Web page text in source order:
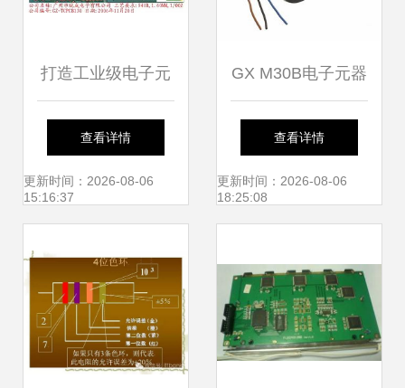
打造工业级电子元
器件与电路板制
造，尖端实验分析
查看详情
更新时间：2026-08-06
15:16:37
GX M30B电子元器
件产品参数与2019
年Datasheet文档
析
查看详情
更新时间：2026-08-06
18:25:08